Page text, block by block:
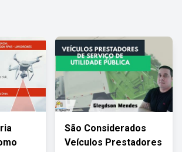
São Considerados
Veículos Prestadores